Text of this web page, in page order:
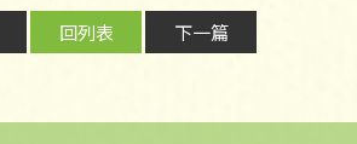
回列表 下一篇